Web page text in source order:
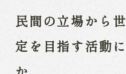
民間の立場から
定を目指す活動